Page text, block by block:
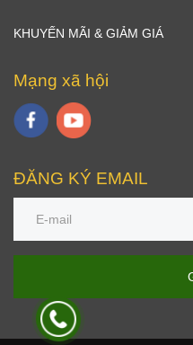
KHUYẾN MÃI & GIẢM GIÁ
Mạng xã hội
ĐĂNG KÝ EMAIL